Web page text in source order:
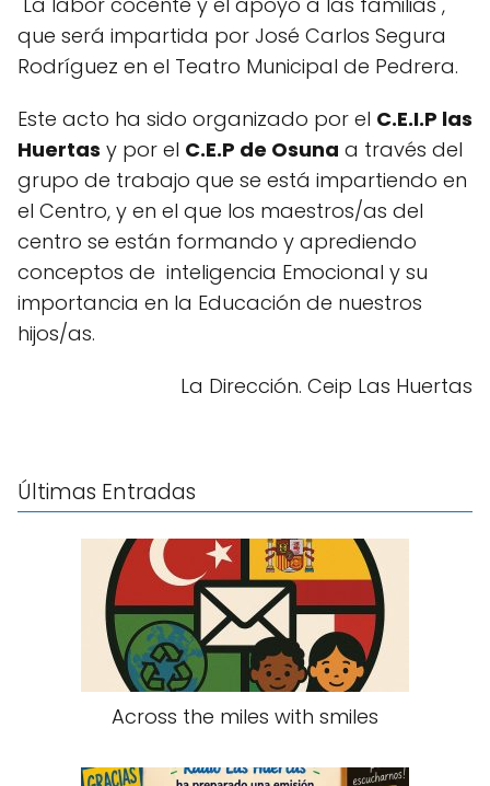
que será impartida por José Carlos Segura
Rodríguez en el Teatro Municipal de Pedrera.
Este acto ha sido organizado por el C.E.I.P las
Huertas y por el C.E.P de Osuna a través del
grupo de trabajo que se está impartiendo en
el Centro, y en el que los maestros/as del
centro se están formando y aprediendo
conceptos de inteligencia Emocional y su
importancia en la Educación de nuestros
hijos/as.
La Dirección. Ceip Las Huertas
Últimas Entradas
Across the miles with smiles